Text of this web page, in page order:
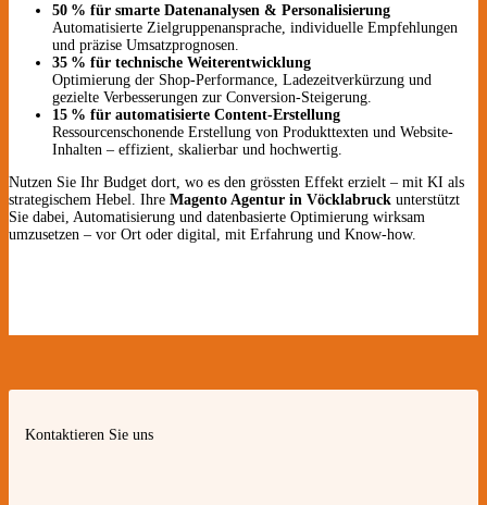
50 % für smarte Datenanalysen & Personalisierung
Automatisierte Zielgruppenansprache, individuelle Empfehlungen
und präzise Umsatzprognosen.
35 % für technische Weiterentwicklung
Optimierung der Shop-Performance, Ladezeitverkürzung und
gezielte Verbesserungen zur Conversion-Steigerung.
15 % für automatisierte Content-Erstellung
Ressourcenschonende Erstellung von Produkttexten und Website-
Inhalten – effizient, skalierbar und hochwertig.
Nutzen Sie Ihr Budget dort, wo es den grössten Effekt erzielt – mit KI als
strategischem Hebel. Ihre Magento Agentur in Vöcklabruck unterstützt
Sie dabei, Automatisierung und datenbasierte Optimierung wirksam
umzusetzen – vor Ort oder digital, mit Erfahrung und Know-how.
Kontaktieren Sie uns